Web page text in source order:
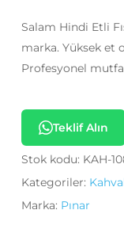
Salam Hindi Etli
marka. Yüksek et
Profesyonel
Teklif Alın
Stok kodu: KAH-
Kategoriler:
Marka: Pınar